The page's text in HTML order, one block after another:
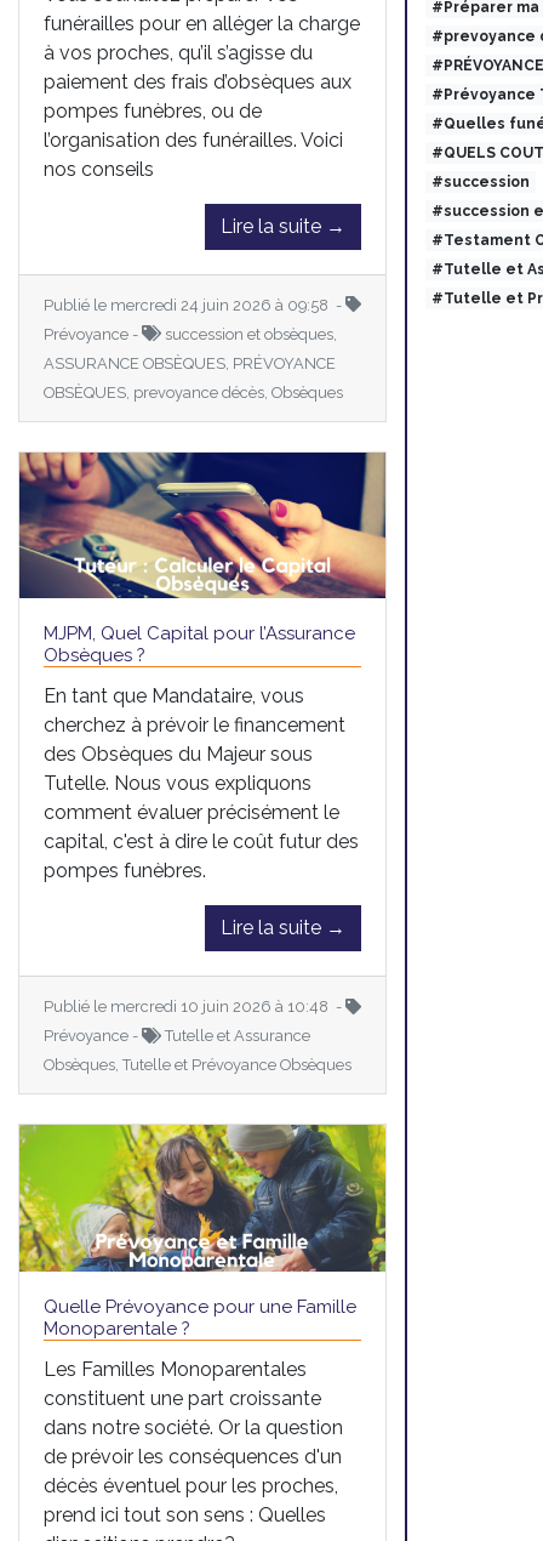
funérailles pour en alléger la charge
à vos proches, qu’il s’agisse du
paiement des frais d’obsèques aux
pompes funèbres, ou de
l’organisation des funérailles. Voici
nos conseils
Lire la suite →
Publié le mercredi 24 juin 2026 à 09:58 -
Prévoyance -
succession et obsèques,
ASSURANCE OBSÈQUES, PRÉVOYANCE
OBSÈQUES, prevoyance décès, Obsèques
MJPM, Quel Capital pour l’Assurance
Obsèques ?
En tant que Mandataire, vous
cherchez à prévoir le financement
des Obsèques du Majeur sous
Tutelle. Nous vous expliquons
comment évaluer précisément le
capital, c'est à dire le coût futur des
pompes funèbres.
Lire la suite →
Publié le mercredi 10 juin 2026 à 10:48 -
Prévoyance -
Tutelle et Assurance
Obsèques, Tutelle et Prévoyance Obsèques
Quelle Prévoyance pour une Famille
Monoparentale ?
Les Familles Monoparentales
constituent une part croissante
dans notre société. Or la question
de prévoir les conséquences d'un
décès éventuel pour les proches,
prend ici tout son sens : Quelles
#Préparer ma
#prevoyance
#Prévoyance
#Quelles
#QUELS
#succession
#succession
#Testament
#Tutelle et
#Tutelle et